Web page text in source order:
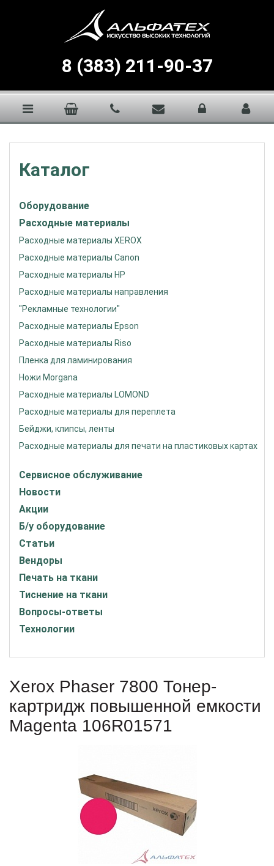
8 (383) 211-90-37
Каталог
Оборудование
Расходные материалы
Расходные материалы XEROX
Расходные материалы Canon
Расходные материалы HP
Расходные материалы направления
"Рекламные технологии"
Расходные материалы Epson
Расходные материалы Riso
Пленка для ламинирования
Ножи Morgana
Расходные материалы LOMOND
Расходные материалы для переплета
Бейджи, клипсы, ленты
Расходные материалы для печати на пластиковых картах
Сервисное обслуживание
Новости
Акции
Б/у оборудование
Статьи
Вендоры
Печать на ткани
Тиснение на ткани
Вопросы-ответы
Технологии
Xerox Phaser 7800 Тонер-
картридж повышенной емкости
Magenta 106R01571